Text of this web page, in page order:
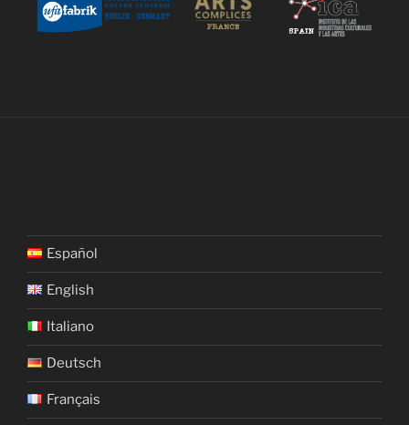
Español
English
Italiano
Deutsch
Français